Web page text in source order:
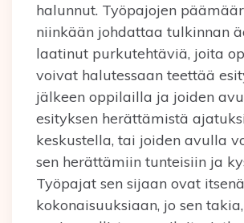
halunnut. Työpajojen
niinkään johdattaa tulkinnan
laatinut purkutehtäviä, joita
voivat halutessaan teettää
jälkeen oppilailla ja joiden
esityksen herättämistä
keskustella, tai joiden avulla
sen herättämiin tunteisiin ja
Työpajat sen sijaan ovat
kokonaisuuksiaan, jo sen